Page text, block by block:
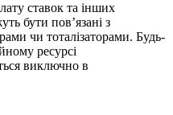
ставок та інших
бути пов’язані з
чи тоталізаторами. Будь-
ресурсі
виключно в